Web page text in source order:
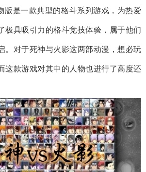
版是一款典型的格斗系列游戏，为热爱
极具吸引力的格斗竞技体验，属于他们
。对于死神与火影这两部动漫，想必玩
这款游戏对其中的人物也进行了高度还